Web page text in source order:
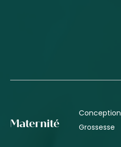
Maternité
Conception
Grossesse